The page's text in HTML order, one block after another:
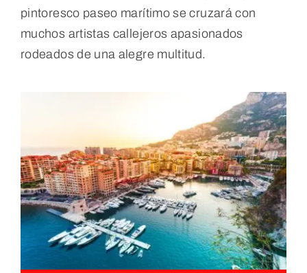
pintoresco paseo marítimo se cruzará con
muchos artistas callejeros apasionados
rodeados de una alegre multitud.